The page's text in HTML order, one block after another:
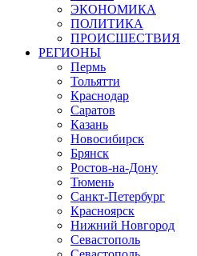
ЭКОНОМИКА
ПОЛИТИКА
ПРОИСШЕСТВИЯ
РЕГИОНЫ
Пермь
Тольятти
Краснодар
Саратов
Казань
Новосибирск
Брянск
Ростов-на-Дону
Тюмень
Санкт-Петербург
Красноярск
Нижний Новгород
Севастополь